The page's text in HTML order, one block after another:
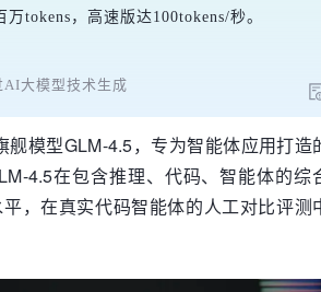
tokens，高速版达100tokens/秒。
AI大模型技术生成
舰模型GLM-4.5，专为智能体应用打造
4.5在包含推理、代码、智能体的综
，在真实代码智能体的人工对比评测